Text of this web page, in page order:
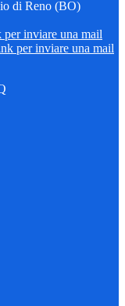
di Reno (BO)
inviare una mail
per inviare una mail